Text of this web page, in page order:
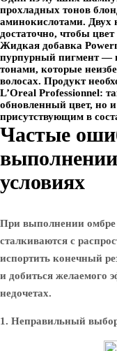
прохладных тонов
аминокислотами. Двух
достаточно, чтобы цвет
Жидкая добавка
пурпурный пигмент —
тонами, которые
волосах. Продукт
L’Oreal Professionnel:
обновленный цвет, но
присутствующим в
Частые
условиях
При выполнении
сталкиваются с
испортить конечный
и добиться желаемого
недочетах.
1. Неправильный